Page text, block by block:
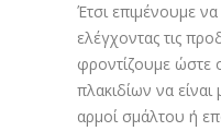
Έτσι επιμένουμε
ελέγχοντας τις
φροντίζουμε ώστε
πλακιδίων να
αρμοί σμάλτου ή